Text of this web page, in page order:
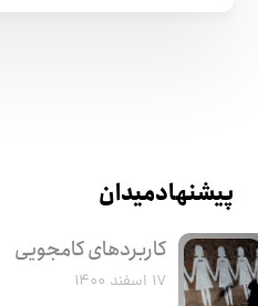
پیشنهاد میدان
کاربرد‌های کامجویی
۱۷ اسفند ۱۴۰۰